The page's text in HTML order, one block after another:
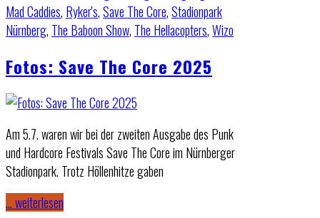
Mad Caddies, Ryker's,Save The Core,Stadionpark
Nürnberg, The Baboon Show, The Hellacopters,Wizo
Fotos: Save The Core 2025
Am 5.7. waren wir bei der zweiten Ausgabe des Punk
und Hardcore Festivals Save The Core im Nürnberger
Stadionpark. Trotz Höllenhitze gaben
… weiterlesen